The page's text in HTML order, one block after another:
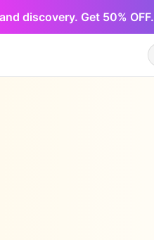
discovery. Get 50% OFF.